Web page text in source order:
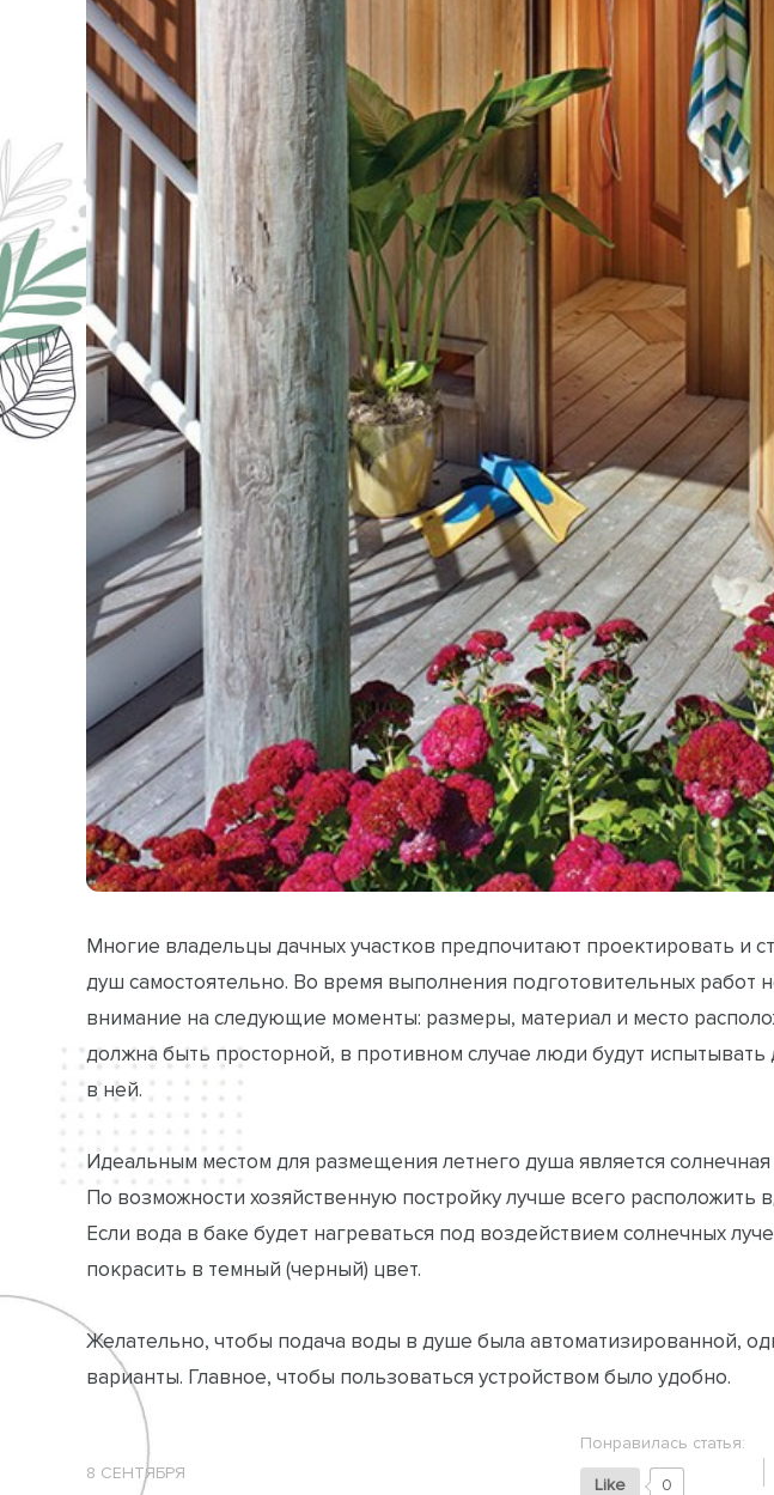
Многие владельцы дачных участков предпочитают проектировать и
душ самостоятельно. Во время выполнения подготовительных работ
внимание на следующие моменты: размеры, материал и место
должна быть просторной, в противном случае люди будут испытывать
в ней.
Идеальным местом для размещения летнего душа является солнечная
По возможности хозяйственную постройку лучше всего расположить
Если вода в баке будет нагреваться под воздействием солнечных
покрасить в темный (черный) цвет.
Желательно, чтобы подача воды в душе была автоматизированной,
варианты. Главное, чтобы пользоваться устройством было удобно.
8 СЕНТЯБРЯ
Понравилась статья:
Like 0